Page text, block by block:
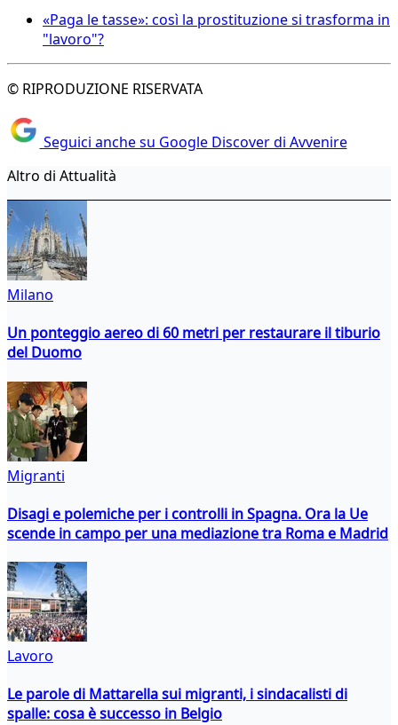
«Paga le tasse»: così la prostituzione si trasforma in
"lavoro"?
© RIPRODUZIONE RISERVATA
Seguici anche su Google Discover di Avvenire
Altro di Attualità
Milano
Un ponteggio aereo di 60 metri per restaurare il tiburio
del Duomo
Migranti
Disagi e polemiche per i controlli in Spagna. Ora la Ue
scende in campo per una mediazione tra Roma e Madrid
Lavoro
Le parole di Mattarella sui migranti, i sindacalisti di
spalle: cosa è successo in Belgio